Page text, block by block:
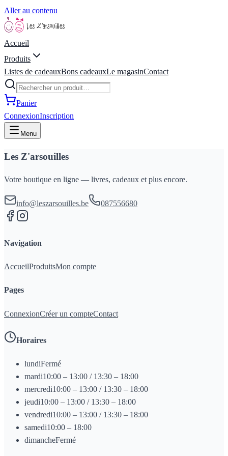
Aller au contenu
Accueil
Produits
Listes de cadeauxBons cadeauxLe magasinContact
Panier
ConnexionInscription
Menu
Les Z'arsouilles
Votre boutique en ligne — livres, cadeaux et plus encore.
info@leszarsouilles.be 087556680
Navigation
AccueilProduitsMon compte
Pages
ConnexionCréer un compteContact
Horaires
lundiFermé
mardi10:00 – 13:00 / 13:30 – 18:00
mercredi10:00 – 13:00 / 13:30 – 18:00
jeudi10:00 – 13:00 / 13:30 – 18:00
vendredi10:00 – 13:00 / 13:30 – 18:00
samedi10:00 – 18:00
dimancheFermé